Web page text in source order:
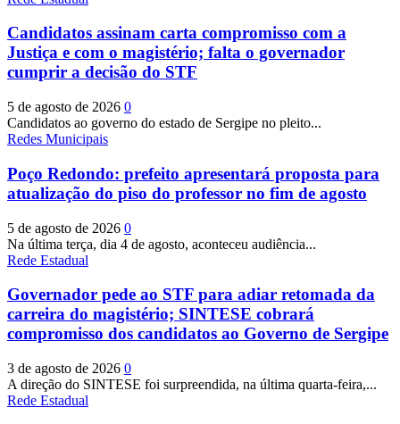
Candidatos assinam carta compromisso com a
Justiça e com o magistério; falta o governador
cumprir a decisão do STF
5 de agosto de 2026 0
Candidatos ao governo do estado de Sergipe no pleito...
Redes Municipais
Poço Redondo: prefeito apresentará proposta para
atualização do piso do professor no fim de agosto
5 de agosto de 2026 0
Na última terça, dia 4 de agosto, aconteceu audiência...
Rede Estadual
Governador pede ao STF para adiar retomada da
carreira do magistério; SINTESE cobrará
compromisso dos candidatos ao Governo de Sergipe
3 de agosto de 2026 0
A direção do SINTESE foi surpreendida, na última quarta-feira,...
Rede Estadual